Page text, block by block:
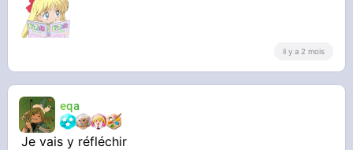
il y a 2 mois
eqa
Je vais y réfléchir